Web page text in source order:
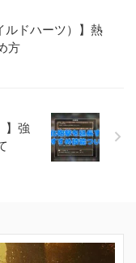
ルドハーツ）】熱
方
】強